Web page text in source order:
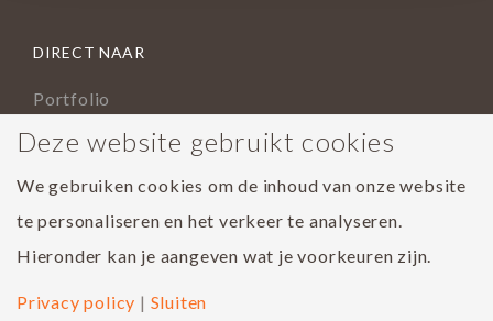
DIRECT NAAR
Portfolio
Assortiment
Houtsoorten
Populairste project 2023
Deze website gebruikt cookies
We gebruiken cookies om de inhoud van onze website
te personaliseren en het verkeer te analyseren.
Hieronder kan je aangeven wat je voorkeuren zijn.
Privacy policy | Sluiten